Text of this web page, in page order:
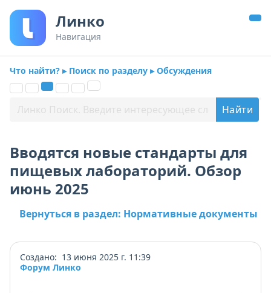
Линко
Навигация
Что найти? ▸ Поиск по разделу ▸ Обсуждения
Вводятся новые стандарты для
пищевых лабораторий. Обзор
июнь 2025
Вернуться в раздел: Нормативные документы
Создано: 13 июня 2025 г. 11:39
Форум Линко